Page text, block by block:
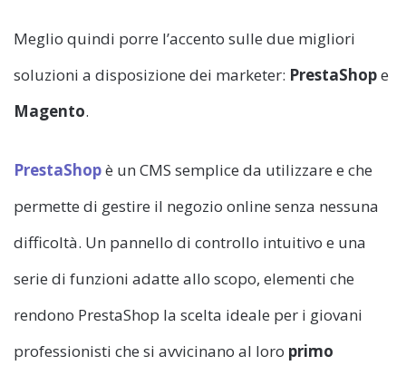
Meglio quindi porre l’accento sulle due migliori
soluzioni a disposizione dei marketer: PrestaShope
Magento.
PrestaShopè un CMS semplice da utilizzare e che
permette di gestire il negozio online senza nessuna
difficoltà. Un pannello di controllo intuitivo e una
serie di funzioni adatte allo scopo, elementi che
rendono PrestaShop la scelta ideale per i giovani
professionisti che si avvicinano al loro primo